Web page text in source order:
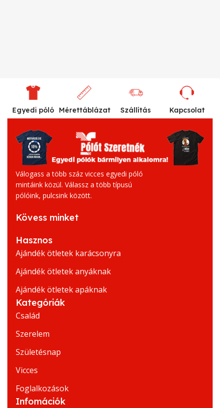
Egyedi póló Mérettáblázat Szállítás Kapcsolat
Válogass a több száz vicces egyedi póló
mintáink közül. Válassz a több típusú
pólóink, pulcsink között.
Kövess minket
Hasznos
Ajándék ötletek karácsonyra
Ajándék ötletek anyáknak
Ajándék ötletek apáknak
Kategóriák
Család
Szerelem
Születésnap
Vicces
Foglalkozások
Infomációk